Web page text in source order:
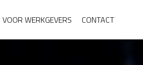
VOOR WERKGEVERS CONTACT